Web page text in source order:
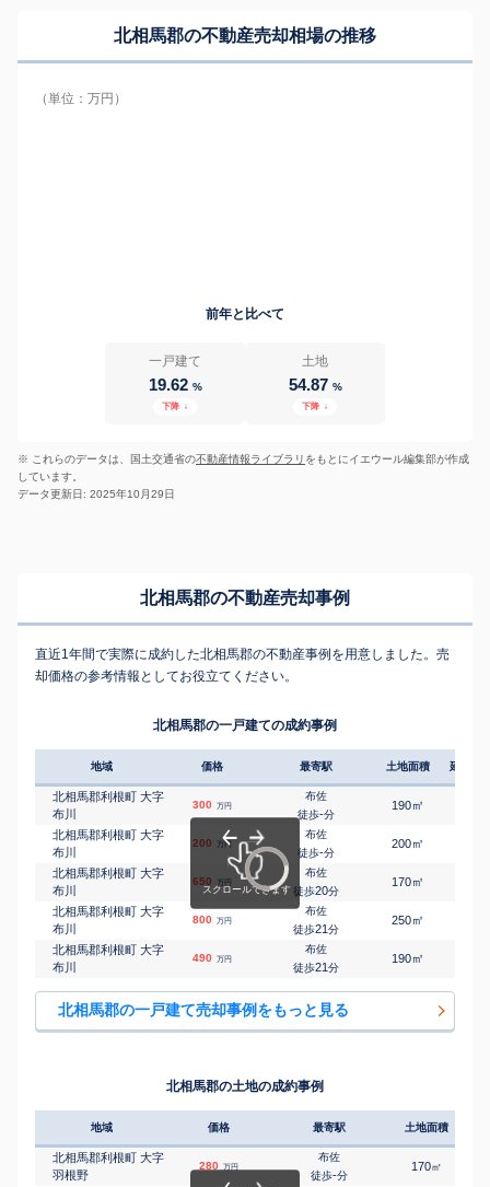
北相馬郡の不動産売却相場の推移
（単位：万円）
前年と比べて
一戸建て
19.62 %
下降 ↓
土地
54.87 %
下降 ↓
※ これらのデータは、国土交通省の不動産情報ライブラリ をもとにイエウール編集部が作成
しています。
データ更新日: 2025年10月29日
北相馬郡の不動産売却事例
直近1年間で実際に成約した北相馬郡の不動産事例を用意しました。売
却価格の参考情報としてお役立てください。
北相馬郡の一戸建ての成約事例
地域 価格 最寄駅 土地面積 延床面
北相馬郡利根町 大字
布川
300 万円
布佐
徒歩-分
190㎡
北相馬郡利根町 大字
布川
200 万円
布佐
徒歩-分
200㎡
北相馬郡利根町 大字
布川
650 万円
布佐
徒歩20分
170㎡
北相馬郡利根町 大字
布川
800 万円
布佐
徒歩21分
250㎡
北相馬郡利根町 大字
布川
490 万円
布佐
徒歩21分
190㎡
北相馬郡の一戸建て売却事例をもっと見る
北相馬郡の土地の成約事例
地域 価格 最寄駅 土地面積
北相馬郡利根町 大字
羽根野
280 万円
布佐
徒歩-分
170㎡